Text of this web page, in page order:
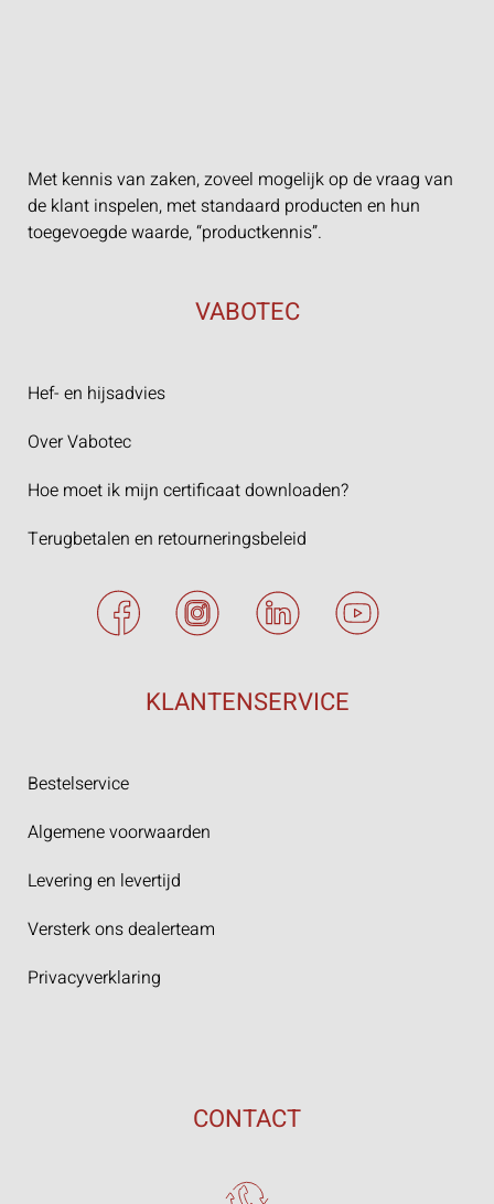
Met kennis van zaken, zoveel mogelijk op de vraag van
de klant inspelen, met standaard producten en hun
toegevoegde waarde, “productkennis”.
VABOTEC
Hef- en hijsadvies
Over Vabotec
Hoe moet ik mijn certificaat downloaden?
Terugbetalen en retourneringsbeleid
KLANTENSERVICE
Bestelservice
Algemene voorwaarden
Levering en levertijd
Versterk ons dealerteam
Privacyverklaring
CONTACT